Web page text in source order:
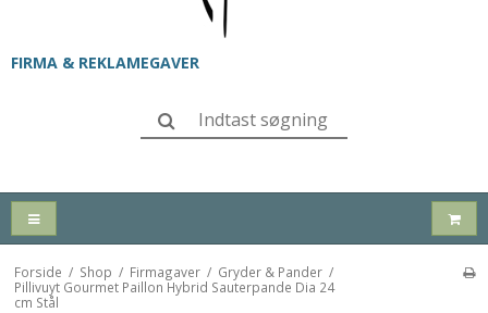
FIRMA & REKLAMEGAVER
Forside / Shop / Firmagaver / Gryder & Pander /
Pillivuyt Gourmet Paillon Hybrid Sauterpande Dia 24
cm Stål